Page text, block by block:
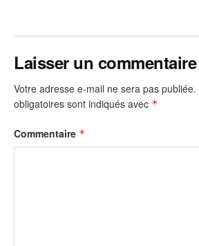
Laisser un commentaire
Votre adresse e-mail ne sera pas publiée.
obligatoires sont indiqués avec *
Commentaire *